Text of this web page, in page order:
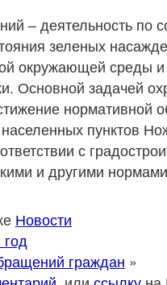
– деятельность по
зеленых
окружающей среды
Основной задачей
нормативной
пунктов
с
и другими
Новости
граждан »